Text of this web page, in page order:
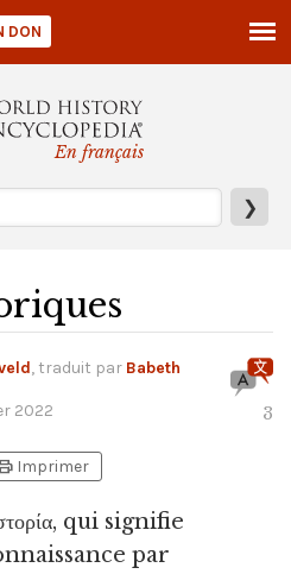
En français
❯
DON
, traduit par Babeth
2022 3
Imprimer
qui signifie
par